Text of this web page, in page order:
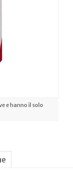
e hanno il solo